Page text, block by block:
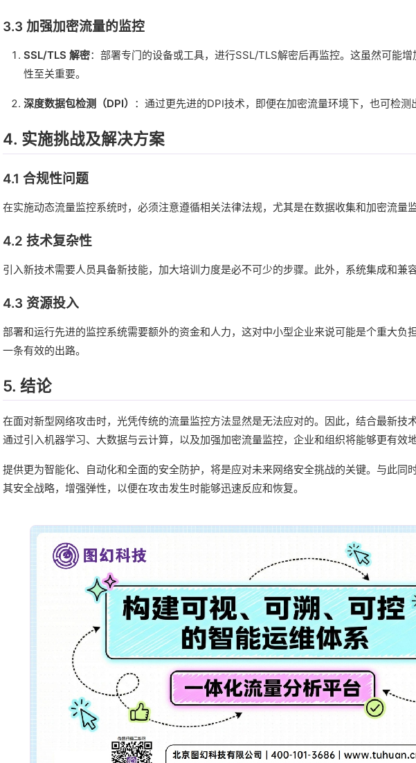
3.3 加强加密流量的监控
SSL/TLS 解密：部署专门的设备或工具，进行SSL/TLS解密后再监控。这虽然可能
性至关重要。
深度数据包检测（DPI） ：通过更先进的DPI技术，即便在加密流量环境下，也可检测
4. 实施挑战及解决方案
4.1 合规性问题
在实施动态流量监控系统时，必须注意遵循相关法律法规，尤其是在数据收集和加密流量监
4.2 技术复杂性
引入新技术需要人员具备新技能，加大培训力度是必不可少的步骤。此外，系统集成和兼
4.3 资源投入
部署和运行先进的监控系统需要额外的资金和人力，这对中小型企业来说可能是个重大负
一条有效的出路。
5. 结论
在面对新型网络攻击时，光凭传统的流量监控方法显然是无法应对的。因此，结合最新技
通过引入机器学习、大数据与云计算，以及加强加密流量监控，企业和组织将能够更有效
提供更为智能化、自动化和全面的安全防护，将是应对未来网络安全挑战的关键。与此同
其安全战略，增强弹性，以便在攻击发生时能够迅速反应和恢复。